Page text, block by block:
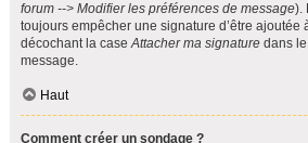
forum --> Modifier les préférences de message).
toujours empêcher une signature d’être ajoutée
décochant la caseAttacher ma signature dans
message.
Haut
Comment créer un sondage ?